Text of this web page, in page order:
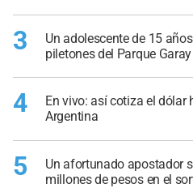
3
Un adolescente de 15
piletones del Parque Garay
4
En vivo: así cotiza el dólar
Argentina
5
Un afortunado apostador
millones de pesos en el